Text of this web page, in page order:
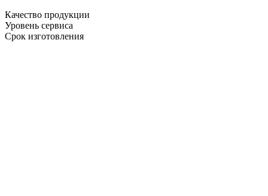
Качество продукции
Уровень сервиса
Срок изготовления